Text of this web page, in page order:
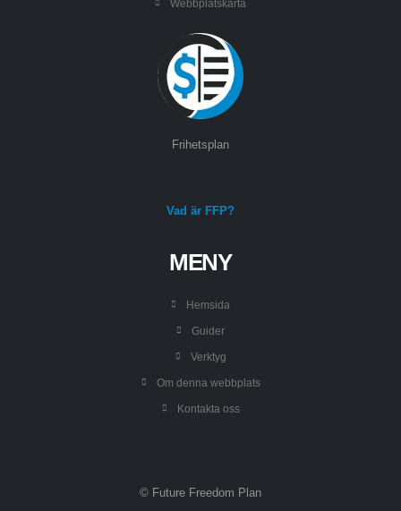
Webbplatskarta
Frihetsplan
Vad är FFP?
MENY
Hemsida
Guider
Verktyg
Om denna webbplats
Kontakta oss
© Future Freedom Plan